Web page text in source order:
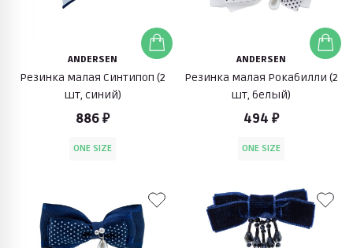
ANDERSEN
Резинка малая Синтипоп (2
шт, синий)
886 ₽
ONE SIZE
ANDERSEN
Резинка малая Рокабилли (2
шт, белый)
494 ₽
ONE SIZE